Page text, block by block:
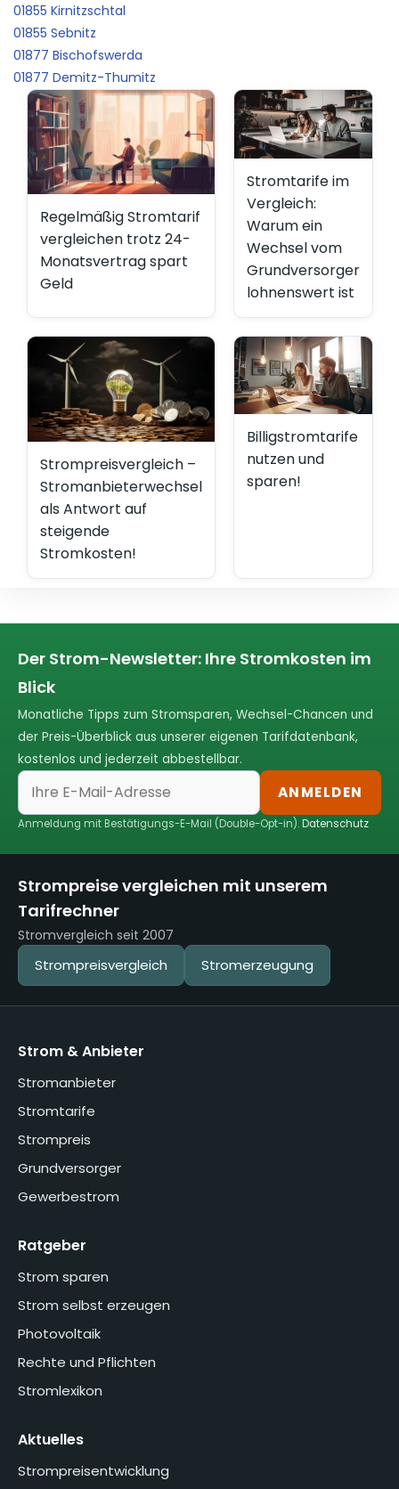
01855 Kirnitzschtal
01855 Sebnitz
01877 Bischofswerda
01877 Demitz-Thumitz
Regelmäßig Stromtarif
vergleichen trotz 24-
Monatsvertrag spart
Geld
Stromtarife im
Vergleich:
Warum ein
Wechsel vom
Grundversorger
lohnenswert ist
Strompreisvergleich –
Stromanbieterwechsel
als Antwort auf
steigende
Stromkosten!
Billigstromtarife
nutzen und
sparen!
Der Strom-Newsletter: Ihre Stromkosten im
Blick
Monatliche Tipps zum Stromsparen, Wechsel-Chancen und
der Preis-Überblick aus unserer eigenen Tarifdatenbank,
kostenlos und jederzeit abbestellbar.
ANMELDEN
Anmeldung mit Bestätigungs-E-Mail (Double-Opt-in).Datenschutz
Strompreise vergleichen mit unserem
Tarifrechner
Stromvergleich seit 2007
Strompreisvergleich Stromerzeugung
Strom & Anbieter
Stromanbieter
Stromtarife
Strompreis
Grundversorger
Gewerbestrom
Ratgeber
Strom sparen
Strom selbst erzeugen
Photovoltaik
Rechte und Pflichten
Stromlexikon
Aktuelles
Strompreisentwicklung